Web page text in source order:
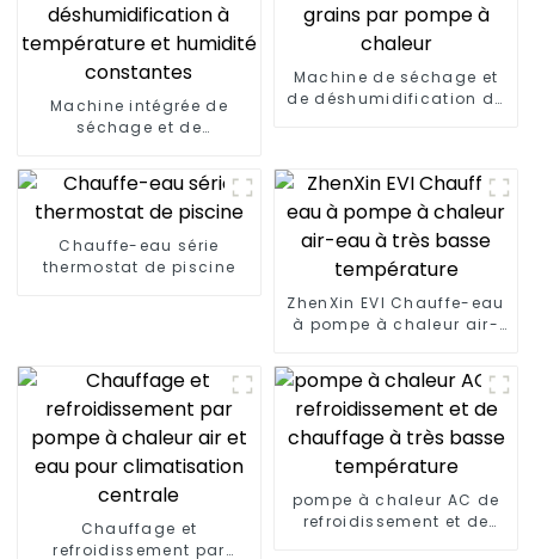
Machine intégrée de
séchage et de
température et humidité
constantes
Machine de séchage et
de déshumidification de
Chauffe-eau série
thermostat de piscine
ZhenXin EVI Chauffe-eau
à pompe à chaleur air-
température
Chauffage et
refroidissement par
pompe à chaleur AC de
refroidissement et de